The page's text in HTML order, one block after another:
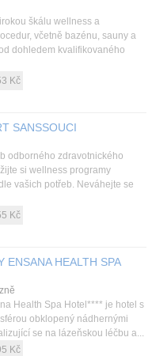
škálu wellness a
včetně bazénu, sauny a
dohledem kvalifikovaného
Kč
SANSSOUCI
odborného zdravotnického
si wellness programy
vašich potřeb. Neváhejte se
Kč
ENSANA HEALTH SPA
Health Spa Hotel**** je hotel s
obklopený nádhernými
se na lázeňskou léčbu a...
Kč